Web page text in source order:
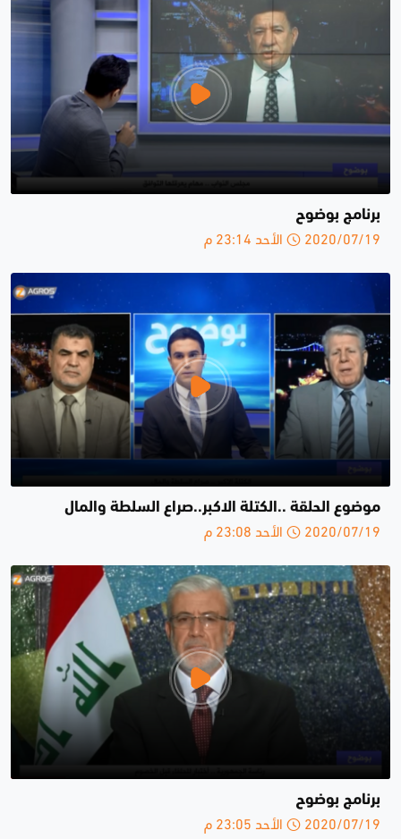
برنامج بوضوح
2020/07/19 الأحد 23:14 م
موضوع الحلقة ..الكتلة الاكبر..صراع السلطة والمال
2020/07/19 الأحد 23:08 م
برنامج بوضوح
2020/07/19 الأحد 23:05 م